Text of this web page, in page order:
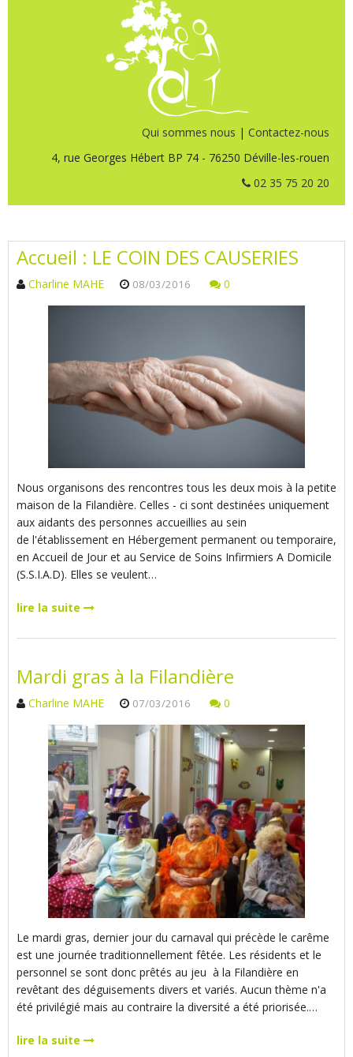
Qui sommes nous | Contactez-nous
4, rue Georges Hébert BP 74 - 76250 Déville-les-rouen
02 35 75 20 20
Accueil : LE COIN DES CAUSERIES
Charline MAHE 08/03/2016 0
Nous organisons des rencontres tous les deux mois à la petite
maison de la Filandière. Celles - ci sont destinées uniquement
aux aidants des personnes accueillies au sein
de l'établissement en Hébergement permanent ou temporaire,
en Accueil de Jour et au Service de Soins Infirmiers A Domicile
(S.S.I.A.D). Elles se veulent…
lire la suite
Mardi gras à la Filandière
Charline MAHE 07/03/2016 0
Le mardi gras, dernier jour du carnaval qui précède le carême
est une journée traditionnellement fêtée. Les résidents et le
personnel se sont donc prêtés au jeu à la Filandière en
revêtant des déguisements divers et variés. Aucun thème n'a
été privilégié mais au contraire la diversité a été priorisée.…
lire la suite